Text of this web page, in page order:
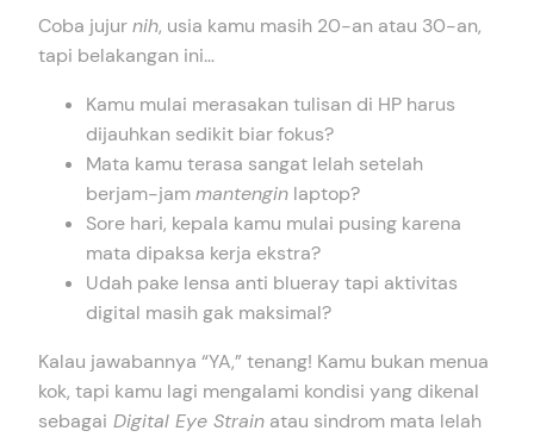
Coba jujurnih, usia kamu masih 20-an atau 30-an,
tapi belakangan ini…
Kamu mulai merasakan tulisan di HP harus
dijauhkan sedikit biar fokus?
Mata kamu terasa sangat lelah setelah
berjam-jammantengin laptop?
Sore hari, kepala kamu mulai pusing karena
mata dipaksa kerja ekstra?
Udah pake lensa anti blueray tapi aktivitas
digital masih gak maksimal?
Kalau jawabannya “YA,” tenang! Kamu bukan menua
kok, tapi kamu lagi mengalami kondisi yang dikenal
sebagai Digital Eye Strain atau sindrom mata lelah